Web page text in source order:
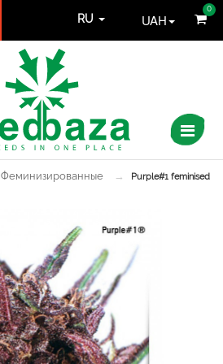
0
RU UAH
Феминизированные → Purple#1 feminised